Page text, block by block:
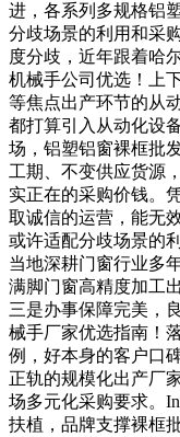
进，各系列多规格铝
分歧场景的利用和采
度分歧，近年跟着哈
机械手公司优选！上
等焦点出产环节的从
都打算引入从动化设
场，铝塑铝窗裸框批
工期、不变供应货源
实正在的采购价钱。
取诚信的运营，能无
或许适配分歧场景的
当地深耕门窗行业多
满脚门窗高精度加工
三是办事保障完美，
械手厂家优选指南！
例，好本身的客户口
正轨的规模化出产厂
场多元化采购要求。
扶植，品牌支撑裸框